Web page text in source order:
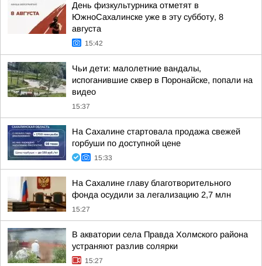
День физкультурника отметят в
ЮжноСахалинске уже в эту субботу, 8
августа
15:42
Чьи дети: малолетние вандалы,
испоганившие сквер в Поронайске, попали на
видео
15:37
На Сахалине стартовала продажа свежей
горбуши по доступной цене
15:33
На Сахалине главу благотворительного
фонда осудили за легализацию 2,7 млн
15:27
В акватории села Правда Холмского района
устраняют разлив солярки
15:27